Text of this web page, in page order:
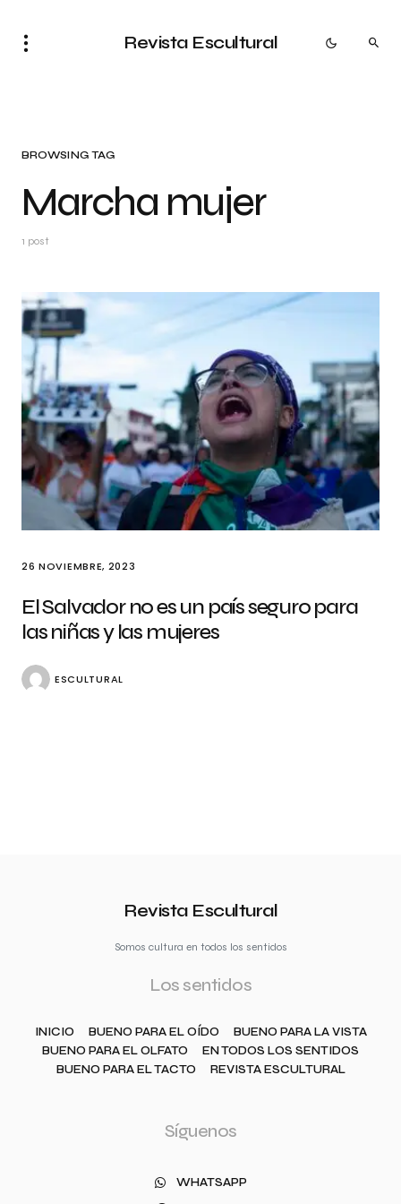
Revista Escultural
BROWSING TAG
Marcha mujer
1 post
26 NOVIEMBRE, 2023
El Salvador no es un país seguro para
las niñas y las mujeres
ESCULTURAL
Revista Escultural
Somos cultura en todos los sentidos
Los sentidos
INICIO BUENO PARA EL OÍDO
BUENO PARA LA VISTA
BUENO PARA EL OLFATO
EN TODOS LOS SENTIDOS
BUENO PARA EL TACTO
REVISTA ESCULTURAL
Síguenos
WHATSAPP